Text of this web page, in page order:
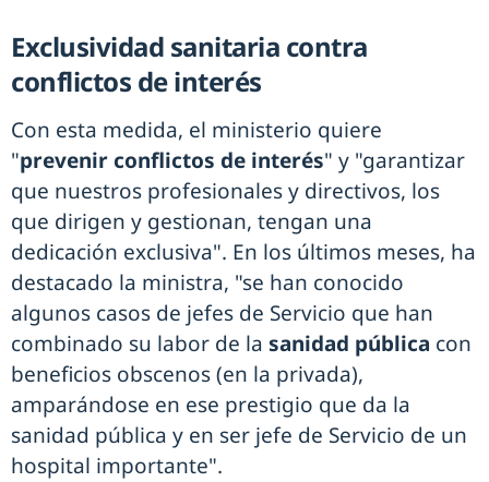
Exclusividad sanitaria contra
conflictos de interés
Con esta medida, el ministerio quiere
"prevenir conflictos de interés" y "garantizar
que nuestros profesionales y directivos, los
que dirigen y gestionan, tengan una
dedicación exclusiva". En los últimos meses, ha
destacado la ministra, "se han conocido
algunos casos de jefes de Servicio que han
combinado su labor de la sanidad pública con
beneficios obscenos (en la privada),
amparándose en ese prestigio que da la
sanidad pública y en ser jefe de Servicio de un
hospital importante".